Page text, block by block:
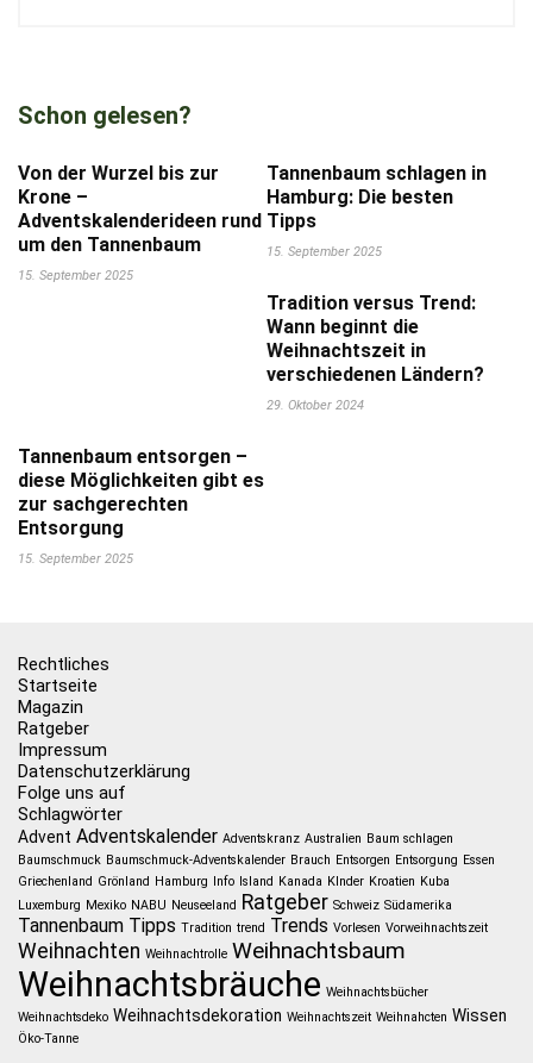
Schon gelesen?
Von der Wurzel bis zur
Krone –
Adventskalenderideen rund
um den Tannenbaum
15. September 2025
Tannenbaum schlagen in
Hamburg: Die besten
Tipps
15. September 2025
Tradition versus Trend:
Wann beginnt die
Weihnachtszeit in
verschiedenen Ländern?
29. Oktober 2024
Tannenbaum entsorgen –
diese Möglichkeiten gibt es
zur sachgerechten
Entsorgung
15. September 2025
Rechtliches
Startseite
Magazin
Ratgeber
Impressum
Datenschutzerklärung
Folge uns auf
Schlagwörter
Advent Adventskalender Adventskranz Australien Baum schlagen
Baumschmuck Baumschmuck-Adventskalender Brauch Entsorgen Entsorgung Essen
Griechenland Grönland Hamburg Info Island Kanada KInder Kroatien Kuba
Luxemburg Mexiko NABU Neuseeland Ratgeber Schweiz Südamerika
Tannenbaum Tipps Tradition trend Trends Vorlesen Vorweihnachtszeit
Weihnachten Weihnachtrolle Weihnachtsbaum
Weihnachtsbräuche Weihnachtsbücher
Weihnachtsdeko Weihnachtsdekoration Weihnachtszeit Weihnahcten Wissen
Öko-Tanne